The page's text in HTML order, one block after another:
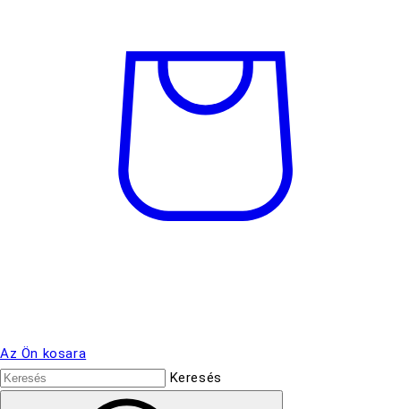
Az Ön kosara
Keresés